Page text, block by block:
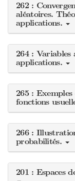
262 :
aléatoires.
applications.
264 : Variables
applications.
265 : Exemples
fonctions
266 :
probabilités.
201 : Espaces